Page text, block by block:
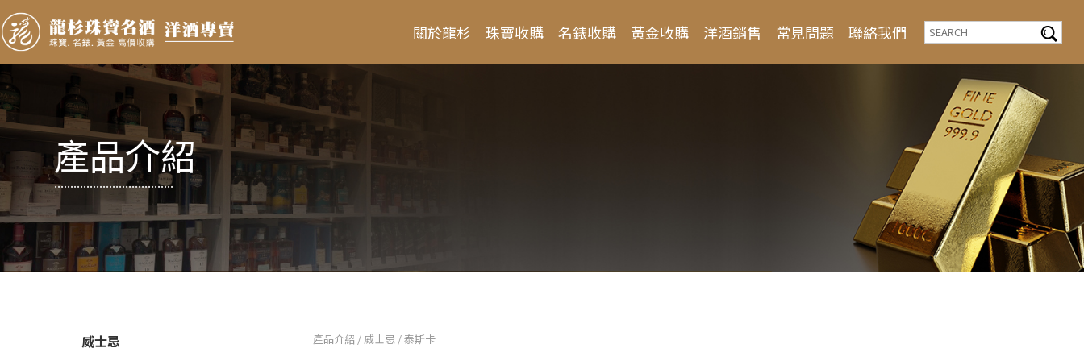
關於龍杉 珠寶收購 名錶收購 黃金收購 洋酒銷售 常見問題 聯絡我們
產品介紹
.....................................
威士忌 產品介紹 / 威士忌 / 泰斯卡